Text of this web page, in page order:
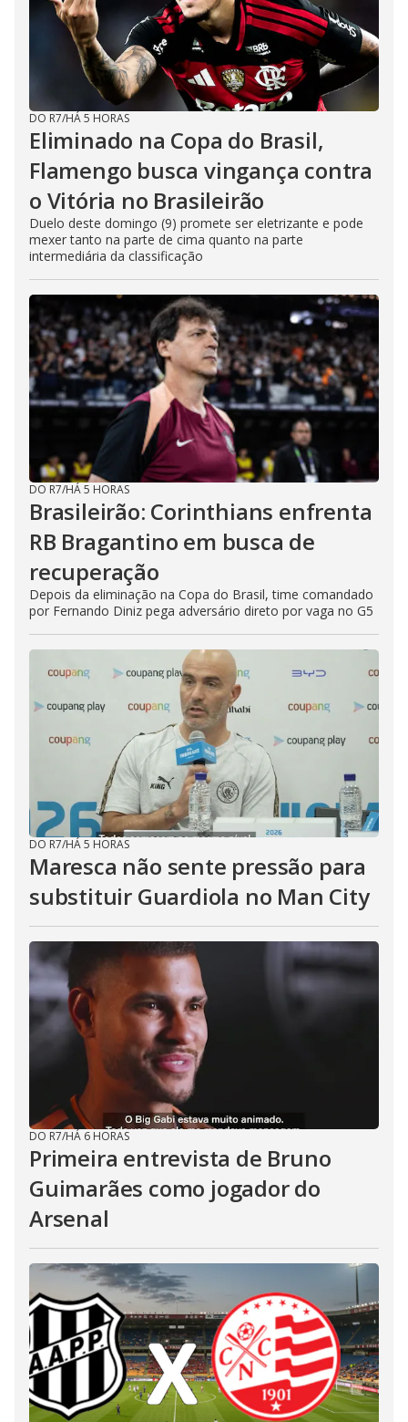
DO R7/HÁ 5 HORAS
Eliminado na Copa do Brasil,
Flamengo busca vingança contra
o Vitória no Brasileirão
Duelo deste domingo (9) promete ser eletrizante e pode
mexer tanto na parte de cima quanto na parte
intermediária da classificação
DO R7/HÁ 5 HORAS
Brasileirão: Corinthians enfrenta
RB Bragantino em busca de
recuperação
Depois da eliminação na Copa do Brasil, time comandado
por Fernando Diniz pega adversário direto por vaga no G5
DO R7/HÁ 5 HORAS
Maresca não sente pressão para
substituir Guardiola no Man City
DO R7/HÁ 6 HORAS
Primeira entrevista de Bruno
Guimarães como jogador do
Arsenal